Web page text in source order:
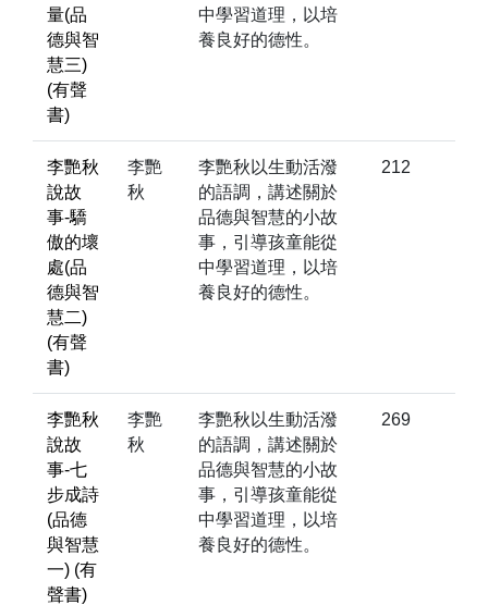
量(品
德與智
慧三)
(有聲
書)
中學習道理，以培
養良好的德性。
李艷秋
說故
事-驕
傲的壞
處(品
德與智
慧二)
(有聲
書)
李艷
秋
李艷秋以生動活潑
的語調，講述關於
品德與智慧的小故
事，引導孩童能從
中學習道理，以培
養良好的德性。
212
李艷秋
說故
事-七
步成詩
(品德
與智慧
一) (有
聲書)
李艷
秋
李艷秋以生動活潑
的語調，講述關於
品德與智慧的小故
事，引導孩童能從
中學習道理，以培
養良好的德性。
269